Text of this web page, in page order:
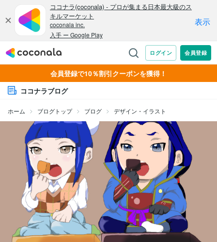
会員登録で10％割引クーポンを獲得！
ココナラブログ
ホーム ブログトップ ブログ デザイン・イラスト